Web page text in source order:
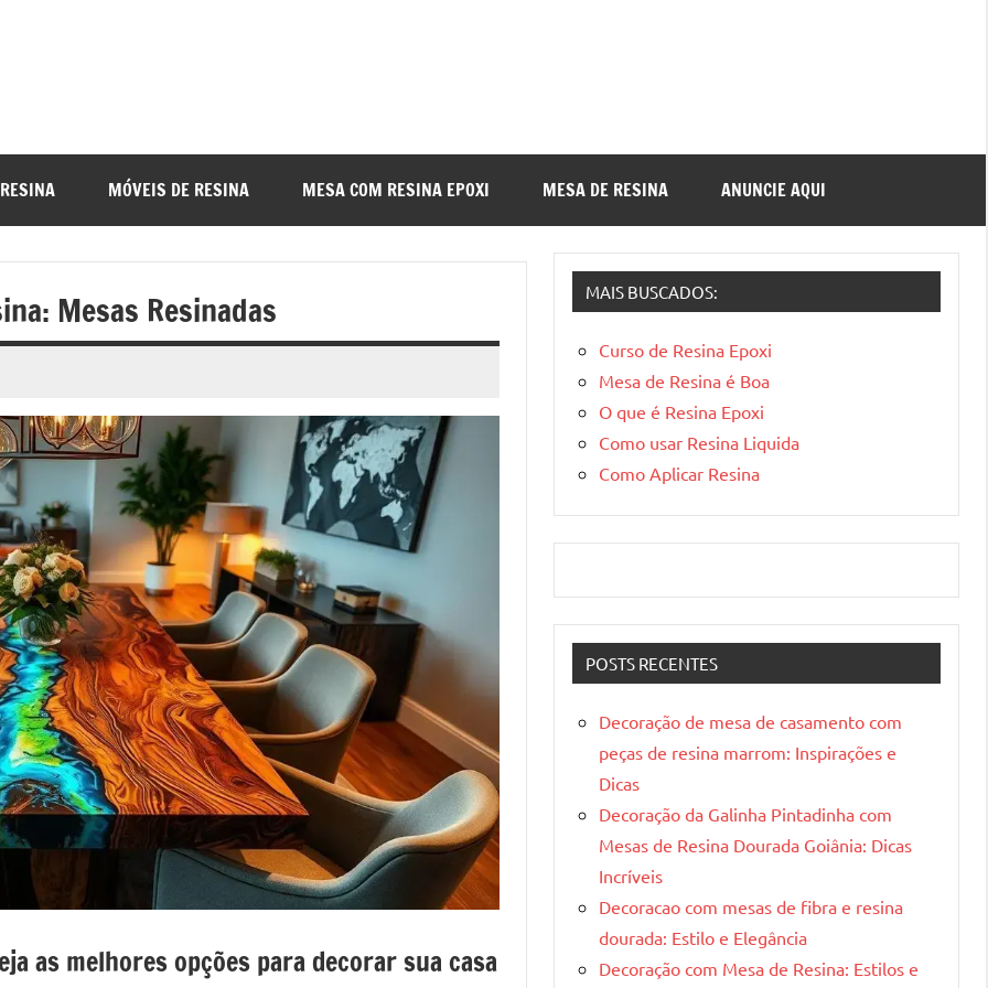
MÓVEIS DE RESINA MESA COM RESINA EPOXI MESA DE RESINA ANUNCIE AQUI
Mesas Resinadas
as melhores opções para decorar sua casa
MAIS BUSCADOS:
Curso de Resina Epoxi
Mesa de Resina é Boa
O que é Resina Epoxi
Como usar Resina Liquida
Como Aplicar Resina
POSTS RECENTES
Decoração de mesa de casamento com
peças de resina marrom: Inspirações e
Dicas
Decoração da Galinha Pintadinha com
Mesas de Resina Dourada Goiânia: Dicas
Incríveis
Decoracao com mesas de fibra e resina
dourada: Estilo e Elegância
Decoração com Mesa de Resina: Estilos e